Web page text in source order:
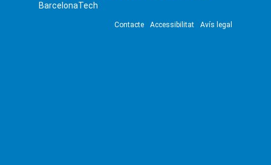
BarcelonaTech
Contacte Accessibilitat Avís legal